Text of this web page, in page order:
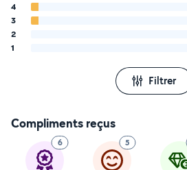
4
3
2
1
Filtrer
Compliments reçus
6 5